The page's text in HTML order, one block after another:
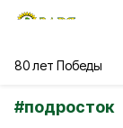
80 лет Победы
#подросток